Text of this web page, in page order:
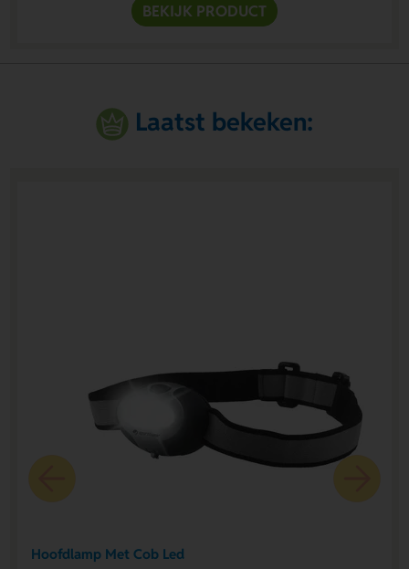
BEKIJK PRODUCT
Laatst bekeken:
Hoofdlamp Met Cob Led